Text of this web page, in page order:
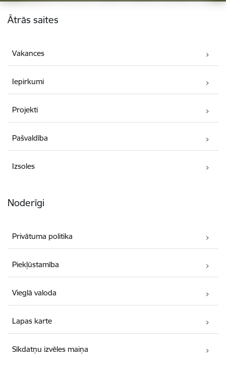
Kājene
Ātrās saites
Vakances
Iepirkumi
Projekti
Pašvaldība
Izsoles
Noderīgi
Privātuma politika
Piekļūstamība
Vieglā valoda
Lapas karte
Sīkdatņu izvēles maiņa